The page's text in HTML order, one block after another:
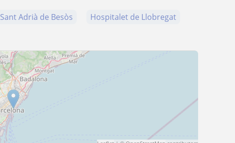
Sant Adrià de Besòs
Hospitalet de Llobregat